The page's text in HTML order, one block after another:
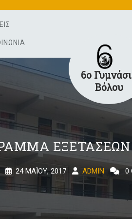
6ο
Βόλου
ΕΞΕΤΆΣΕΩΝ
24 ΜΑΪ́ΟΥ, 2017 ADMIN 0